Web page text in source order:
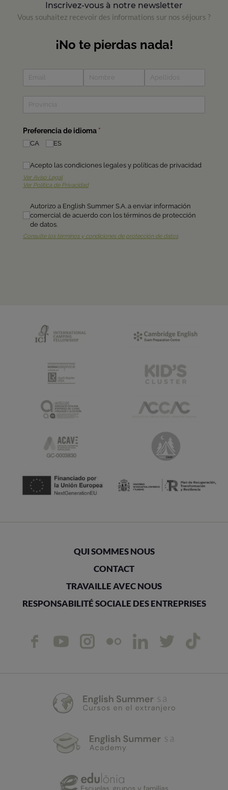
Inscrivez-vous à notre newsletter
Vous souhaitez recevoir des informations sur nos séjours ?
QUI SOMMES NOUS
CONTACT
TRAVAILLE AVEC NOUS
RESPONSABILITÉ SOCIALE DES ENTREPRISES